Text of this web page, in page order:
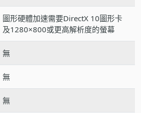
圖形硬體加速需要DirectX 10圖形卡
及1280×800或更高解析度的螢幕
無
無
無